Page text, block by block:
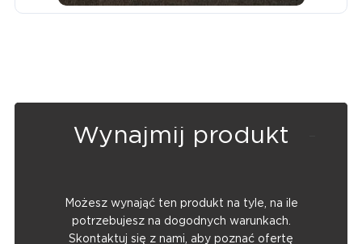
Wynajmij produkt
Możesz wynająć ten produkt na tyle, na ile
potrzebujesz na dogodnych warunkach.
Skontaktuj się z nami, aby poznać ofertę